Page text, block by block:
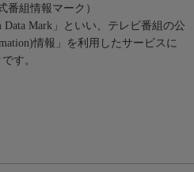
番組情報マーク）
Mark」といい、テレビ番組の公
情報」を利用したサービスに
す。